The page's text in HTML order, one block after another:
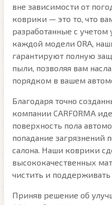
вне зависимости от
коврики — это то, что
разработанные с
каждой модели ORA,
гарантируют полную
пыли, позволяя вам
порядком в вашем
Благодаря точно
компании CARFORMA
поверхность пола
попадание загрязнений
салона. Наши коврики
высококачественных
чистить и
Приняв решение об